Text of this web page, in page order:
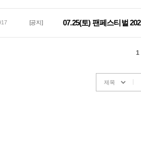
[공지] 07.25(토) 팬페스티벌
1